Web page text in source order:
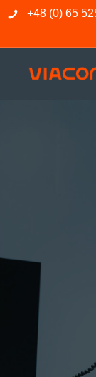
+48 (0) 65